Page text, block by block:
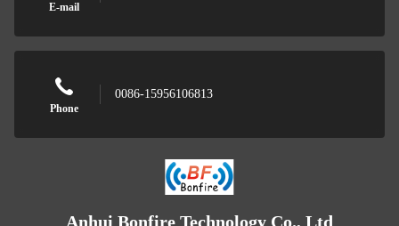
E-mail
Phone
0086-15956106813
Anhui Bonfire Technology Co., Ltd